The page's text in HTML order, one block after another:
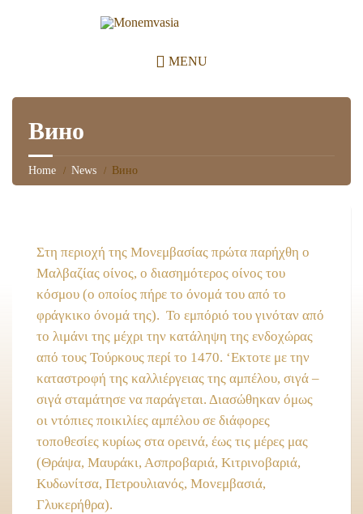
MENU
Вино
Home News Вино
Στη περιοχή της Μονεμβασίας πρώτα παρήχθη ο
Μαλβαζίας οίνος, ο διασημότερος οίνος του
κόσμου (ο οποίος πήρε το όνομά του από το
φράγκικο όνομά της). Το εμπόριό του γινόταν από
το λιμάνι της μέχρι την κατάληψη της ενδοχώρας
από τους Τούρκους περί το 1470. ‘Εκτοτε με την
καταστροφή της καλλιέργειας της αμπέλου, σιγά –
σιγά σταμάτησε να παράγεται. Διασώθηκαν όμως
οι ντόπιες ποικιλίες αμπέλου σε διάφορες
τοποθεσίες κυρίως στα ορεινά, έως τις μέρες μας
(Θράψα, Μαυράκι, Ασπροβαριά, Κιτρινοβαριά,
Κυδωνίτσα, Πετρουλιανός, Μονεμβασιά,
Γλυκερήθρα).